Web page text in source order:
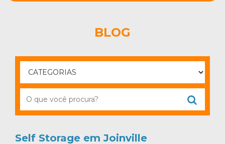
BLOG
Self Storage em Joinville